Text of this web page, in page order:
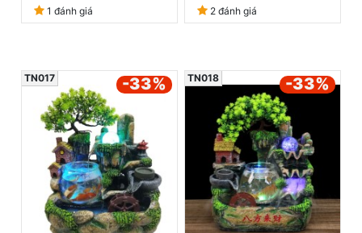
1 đánh giá 2 đánh giá
TN017 -33% TN018 -33%